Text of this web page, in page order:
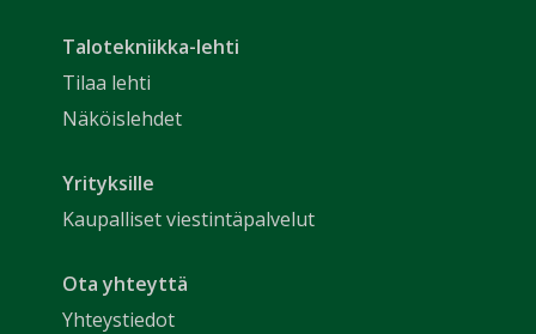
Talotekniikka-lehti
Tilaa lehti
Näköislehdet
Yrityksille
Kaupalliset viestintäpalvelut
Ota yhteyttä
Yhteystiedot